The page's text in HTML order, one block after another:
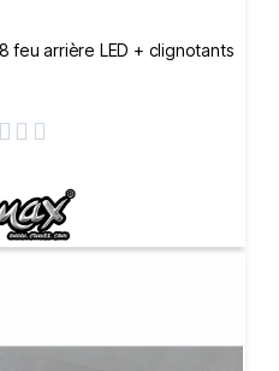
feu arrière LED + clignotants
  